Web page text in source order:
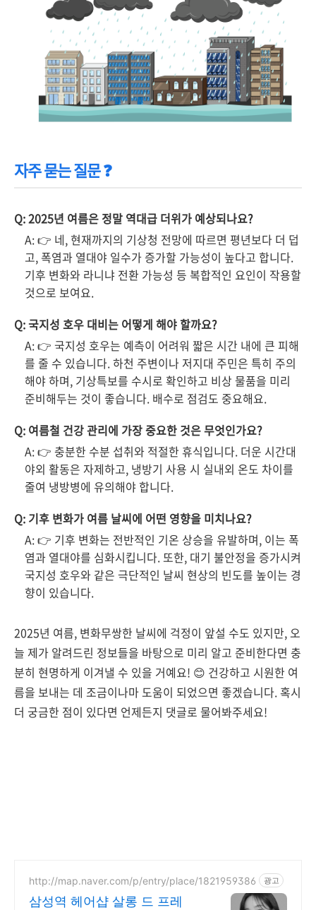
자주 묻는 질문 ❓
Q: 2025년 여름은 정말 역대급 더위가 예상되나요?
A: 👉 네, 현재까지의 기상청 전망에 따르면 평년보다 더 덥
고, 폭염과 열대야 일수가 증가할 가능성이 높다고 합니다.
기후 변화와 라니냐 전환 가능성 등 복합적인 요인이 작용할
것으로 보여요.
Q: 국지성 호우 대비는 어떻게 해야 할까요?
A: 👉 국지성 호우는 예측이 어려워 짧은 시간 내에 큰 피해
를 줄 수 있습니다. 하천 주변이나 저지대 주민은 특히 주의
해야 하며, 기상특보를 수시로 확인하고 비상 물품을 미리
준비해두는 것이 좋습니다. 배수로 점검도 중요해요.
Q: 여름철 건강 관리에 가장 중요한 것은 무엇인가요?
A: 👉 충분한 수분 섭취와 적절한 휴식입니다. 더운 시간대
야외 활동은 자제하고, 냉방기 사용 시 실내외 온도 차이를
줄여 냉방병에 유의해야 합니다.
Q: 기후 변화가 여름 날씨에 어떤 영향을 미치나요?
A: 👉 기후 변화는 전반적인 기온 상승을 유발하며, 이는 폭
염과 열대야를 심화시킵니다. 또한, 대기 불안정을 증가시켜
국지성 호우와 같은 극단적인 날씨 현상의 빈도를 높이는 경
향이 있습니다.
2025년 여름, 변화무쌍한 날씨에 걱정이 앞설 수도 있지만, 오
늘 제가 알려드린 정보들을 바탕으로 미리 알고 준비한다면 충
분히 현명하게 이겨낼 수 있을 거예요! 😊 건강하고 시원한 여
름을 보내는 데 조금이나마 도움이 되었으면 좋겠습니다. 혹시
더 궁금한 점이 있다면 언제든지 댓글로 물어봐주세요!
http://map.naver.com/p/entry/place/1821959386 광고
삼성역 헤어샵 살롱 드 프레